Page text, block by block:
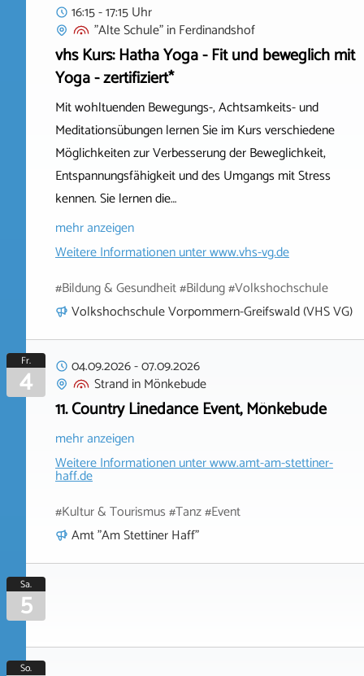
16:15 - 17:15 Uhr
"Alte Schule"inFerdinandshof
vhs Kurs: Hatha Yoga - Fit und beweglich mit
Yoga - zertifiziert*
Mit wohltuenden Bewegungs-, Achtsamkeits- und
Meditationsübungen lernen Sie im Kurs verschiedene
Möglichkeiten zur Verbesserung der Beweglichkeit,
Entspannungsfähigkeit und des Umgangs mit Stress
kennen. Sie lernen die…
mehr anzeigen
Weitere Informationen unterwww.vhs-vg.de
#Bildung & Gesundheit #Bildung #Volkshochschule
Volkshochschule Vorpommern-Greifswald (VHS VG)
Fr.
4 04.09.2026-07.09.2026
StrandinMönkebude
11. Country Linedance Event, Mönkebude
mehr anzeigen
Weitere Informationen unterwww.amt-am-stettiner-
haff.de
#Kultur & Tourismus #Tanz #Event
Amt "Am Stettiner Haff"
Sa.
5
So.